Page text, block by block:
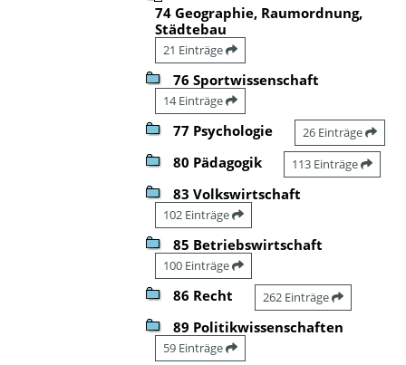
74 Geographie, Raumordnung,
Städtebau
21 Einträge
76 Sportwissenschaft
14 Einträge
77 Psychologie 26 Einträge
80 Pädagogik 113 Einträge
83 Volkswirtschaft
102 Einträge
85 Betriebswirtschaft
100 Einträge
86 Recht 262 Einträge
89 Politikwissenschaften
59 Einträge